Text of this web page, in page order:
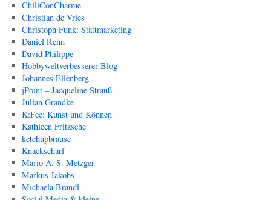
ChiliConCharme
Christian de Vries
Christoph Funk: Stattmarketing
Daniel Rehn
David Philippe
Hobbyweltverbesserer-Blog
Johannes Ellenberg
jPoint – Jacqueline Strauß
Julian Grandke
K:Fee: Kunst und Können
Kathleen Fritzsche
ketchupbrause
Knackscharf
Mario A. S. Metzger
Markus Jakobs
Michaela Brandl